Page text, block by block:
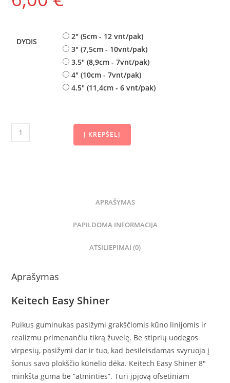
DYDIS
2" (5cm - 12 vnt/pak)
3" (7,5cm - 10vnt/pak)
3.5" (8,9cm - 7vnt/pak)
4" (10cm - 7vnt/pak)
4.5" (11,4cm - 6 vnt/pak)
Į KREPŠELĮ
APRAŠYMAS
PAPILDOMA INFORMACIJA
ATSILIEPIMAI (0)
Aprašymas
Keitech Easy Shiner
Puikus guminukas pasižymi grakščiomis kūno linijomis ir
realizmu primenančiu tikrą žuvelę. Be stiprių uodegos
virpesių, pasižymi dar ir tuo, kad besileisdamas svyruoja į
šonus savo plokščio kūnelio dėka. Keitech Easy Shiner 8″
minkšta guma be “atminties”. Turi įpjovą ofsetiniam